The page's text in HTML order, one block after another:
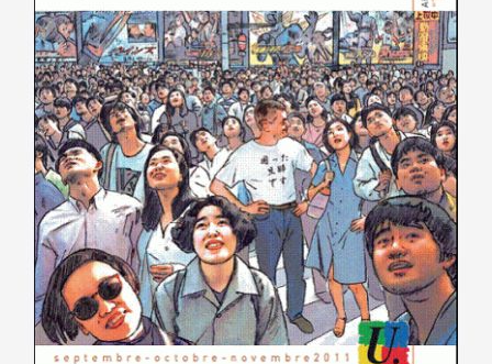
du
produit